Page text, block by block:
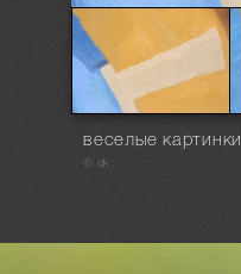
веселые картинки
© dk